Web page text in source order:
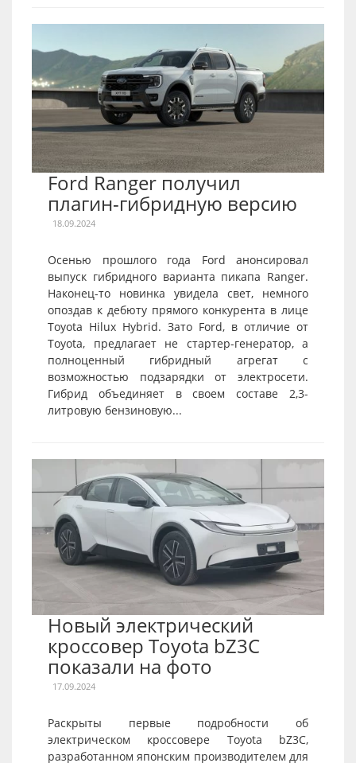
Ford Ranger получил
плагин-гибридную версию
18.09.2024
Осенью прошлого года Ford анонсировал
выпуск гибридного варианта пикапа Ranger.
Наконец-то новинка увидела свет, немного
опоздав к дебюту прямого конкурента в лице
Toyota Hilux Hybrid. Зато Ford, в отличие от
Toyota, предлагает не стартер-генератор, а
полноценный гибридный агрегат с
возможностью подзарядки от электросети.
Гибрид объединяет в своем составе 2,3-
литровую бензиновую...
Новый электрический
кроссовер Toyota bZ3C
показали на фото
17.09.2024
Раскрыты первые подробности об
электрическом кроссовере Toyota bZ3C,
разработанном японским производителем для